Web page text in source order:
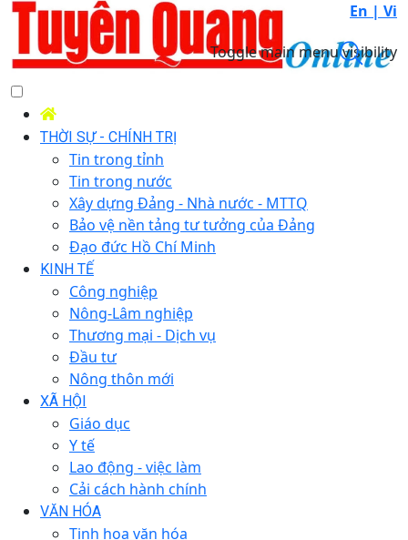
En | Vi
Toggle main menu visibility
THỜI SỰ - CHÍNH TRỊ
Tin trong tỉnh
Tin trong nước
Xây dựng Đảng - Nhà nước - MTTQ
Bảo vệ nền tảng tư tưởng của Đảng
Đạo đức Hồ Chí Minh
KINH TẾ
Công nghiệp
Nông-Lâm nghiệp
Thương mại - Dịch vụ
Đầu tư
Nông thôn mới
XÃ HỘI
Giáo dục
Y tế
Lao động - việc làm
Cải cách hành chính
VĂN HÓA
Tinh hoa văn hóa